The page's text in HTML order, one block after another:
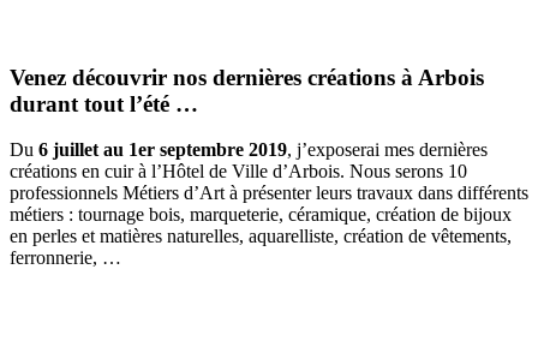
Venez découvrir nos dernières créations à Arbois
durant tout l’été …
Du 6 juillet au 1er septembre 2019, j’exposerai mes dernières
créations en cuir à l’Hôtel de Ville d’Arbois. Nous serons 10
professionnels Métiers d’Art à présenter leurs travaux dans différents
métiers : tournage bois, marqueterie, céramique, création de bijoux
en perles et matières naturelles, aquarelliste, création de vêtements,
ferronnerie, …